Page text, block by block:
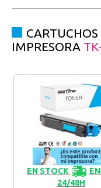
IMPRESORA
EN STOCK
24/48H